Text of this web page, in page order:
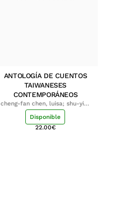
ANTOLOGÍA DE CUENTOS
TAIWANESES
CONTEMPORÁNEOS
cheng-fan chen, luisa; shu-ying
chang, luisa
Disponible
22.00€